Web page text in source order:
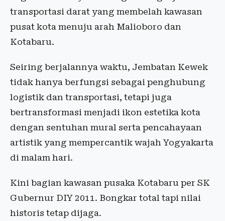
transportasi darat yang membelah kawasan
pusat kota menuju arah Malioboro dan
Kotabaru.
Seiring berjalannya waktu, Jembatan Kewek
tidak hanya berfungsi sebagai penghubung
logistik dan transportasi, tetapi juga
bertransformasi menjadi ikon estetika kota
dengan sentuhan mural serta pencahayaan
artistik yang mempercantik wajah Yogyakarta
di malam hari.
Kini bagian kawasan pusaka Kotabaru per SK
Gubernur DIY 2011. Bongkar total tapi nilai
historis tetap dijaga.